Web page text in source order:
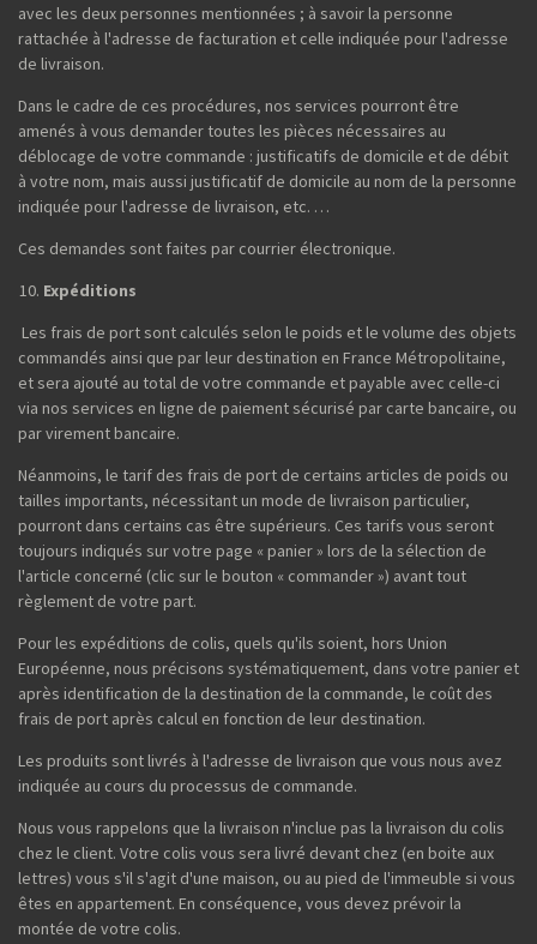
avec les deux personnes mentionnées ; à savoir la personne
rattachée à l'adresse de facturation et celle indiquée pour l'adresse
de livraison.
Dans le cadre de ces procédures, nos services pourront être
amenés à vous demander toutes les pièces nécessaires au
déblocage de votre commande : justificatifs de domicile et de débit
à votre nom, mais aussi justificatif de domicile au nom de la personne
indiquée pour l'adresse de livraison, etc. …
Ces demandes sont faites par courrier électronique.
Expéditions
Les frais de port sont calculés selon le poids et le volume des objets
commandés ainsi que par leur destination en France Métropolitaine,
et sera ajouté au total de votre commande et payable avec celle-ci
via nos services en ligne de paiement sécurisé par carte bancaire, ou
par virement bancaire.
Néanmoins, le tarif des frais de port de certains articles de poids ou
tailles importants, nécessitant un mode de livraison particulier,
pourront dans certains cas être supérieurs. Ces tarifs vous seront
toujours indiqués sur votre page « panier » lors de la sélection de
l'article concerné (clic sur le bouton « commander ») avant tout
règlement de votre part.
Pour les expéditions de colis, quels qu'ils soient, hors Union
Européenne, nous précisons systématiquement, dans votre panier et
après identification de la destination de la commande, le coût des
frais de port après calcul en fonction de leur destination.
Les produits sont livrés à l'adresse de livraison que vous nous avez
indiquée au cours du processus de commande.
Nous vous rappelons que la livraison n'inclue pas la livraison du colis
chez le client. Votre colis vous sera livré devant chez (en boite aux
lettres) vous s'il s'agit d'une maison, ou au pied de l'immeuble si vous
êtes en appartement. En conséquence, vous devez prévoir la
montée de votre colis.